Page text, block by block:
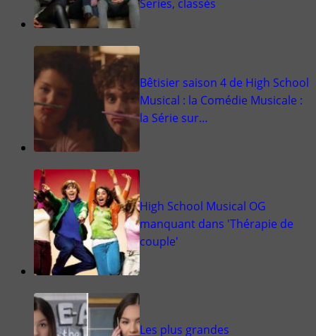
Series, classés
Bêtisier saison 4 de High School
Musical : la Comédie Musicale :
la Série sur…
High School Musical OG
manquant dans 'Thérapie de
couple'
Les plus grandes